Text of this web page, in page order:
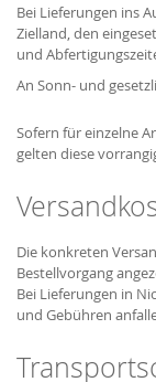
Bei Lieferungen ins
Zielland, den
und
An Sonn- und
Sofern für einzelne
gelten diese
Die konkreten
Bestellvorgang
Bei Lieferungen in
und Gebühren